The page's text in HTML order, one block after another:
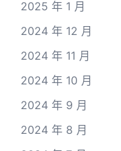
2025 年 1 月
2024 年 12 月
2024 年 11 月
2024 年 10 月
2024 年 9 月
2024 年 8 月